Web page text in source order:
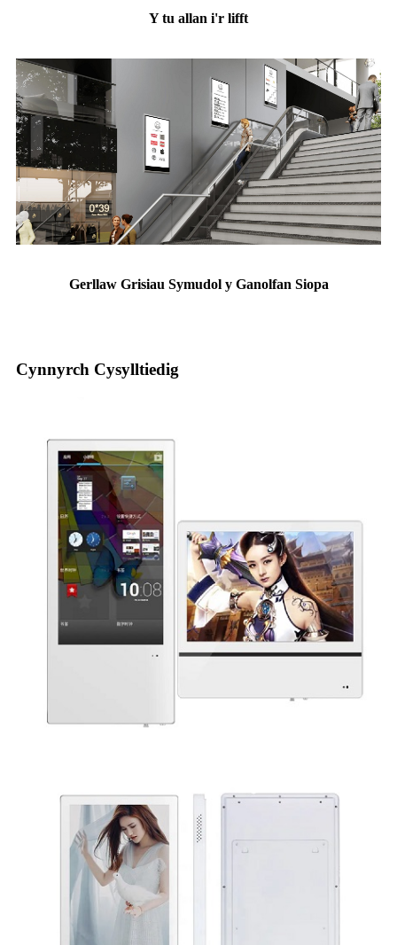
Y tu allan i'r lifft
Gerllaw Grisiau Symudol y Ganolfan Siopa
Cynnyrch Cysylltiedig